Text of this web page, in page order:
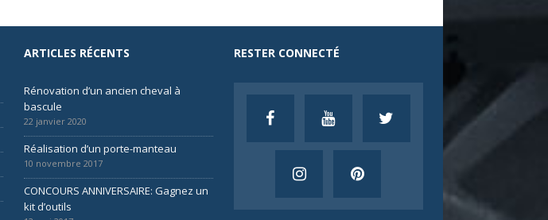
ARTICLES RÉCENTS
Rénovation d’un ancien cheval à
bascule
22 janvier 2020
Réalisation d’un porte-manteau
10 novembre 2017
CONCOURS ANNIVERSAIRE: Gagnez un
kit d’outils
RESTER CONNECTÉ